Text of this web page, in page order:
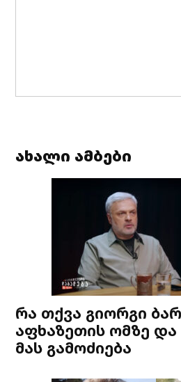
ახალი ამბები
რა თქვა გიორგი
აფხაზეთის ომზე და
მას გამოძიება